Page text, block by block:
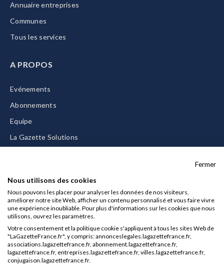
Annuaire entreprises
Communes
Tous les services
A PROPOS
Evénements
Abonnements
Equipe
La Gazette Solutions
Mentions légales
CGU/CGV
Données personnelles
Charte sur les cookies
Gérer vos cookies
Fermer
Nous utilisons des cookies
Nous pouvons les placer pour analyser les données de nos visiteurs,
améliorer notre site Web, afficher un contenu personnalisé et vous faire vivre
une expérience inoubliable. Pour plus d'informations sur les cookies que nous
utilisons, ouvrez les paramètres.
Votre consentement et la politique cookie s'appliquent à tous les sites Web de
"LaGazetteFrance.fr", y compris: annonceslegales.lagazettefrance.fr,
associations.lagazettefrance.fr, abonnement.lagazettefrance.fr,
lagazettefrance.fr, entreprises.lagazettefrance.fr, villes.lagazettefrance.fr,
conjugaison.lagazettefrance.fr.